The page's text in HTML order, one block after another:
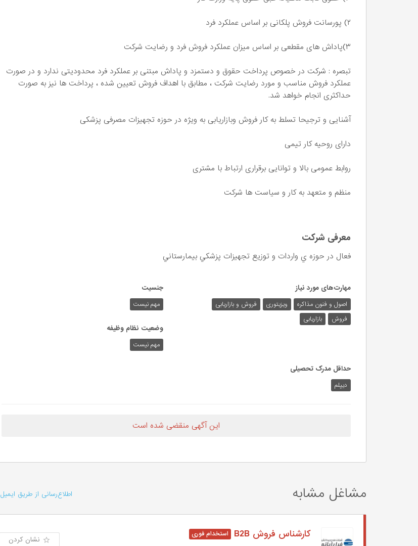
۲) پورسانت فروش پلکانی بر اساس عملکرد فرد
۳)پاداش های مقطعی بر اساس میزان عملکرد فروش فرد و رضایت شرکت
تبصره : شرکت در خصوص پرداخت حقوق و دستمزد و پاداش مبتنی بر عملکرد فرد محدودیتی ندارد و در صورت
عملکرد فروش مناسب و مورد رضایت شرکت ، مطابق با اهداف فروش تعیین شده ، پرداخت ها نیز به صورت
حداکثری انجام خواهد شد.
آشنایی و ترجیحا تسلط به کار فروش وبازاریابی به ویژه در حوزه تجهیزات مصرفی پزشکی
دارای روحیه کار تیمی
روابط عمومی بالا و توانایی برقراری ارتباط با مشتری
منظم و متعهد به کار و سیاست ها شرکت
معرفی شرکت
فعال در حوزه ي واردات و توزيع تجهيزات پزشكي بيمارستاني
مهارت‌های مورد نیاز
اصول و فنون مذاکره ویزیتوری
فروش و بازاریابی
فروش
بازاریابی
جنسیت
مهم نیست
وضعیت نظام وظیفه
مهم‌ نیست
حداقل مدرک تحصیلی
دیپلم
این آگهی منقضی شده است
مشاغل مشابه اطلاع‌رسانی از طریق ایمیل
کارشناس فروش B2B نشان کردن